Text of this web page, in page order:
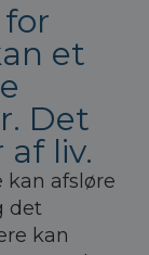
et
Det
liv.
kan afsløre
det
kan